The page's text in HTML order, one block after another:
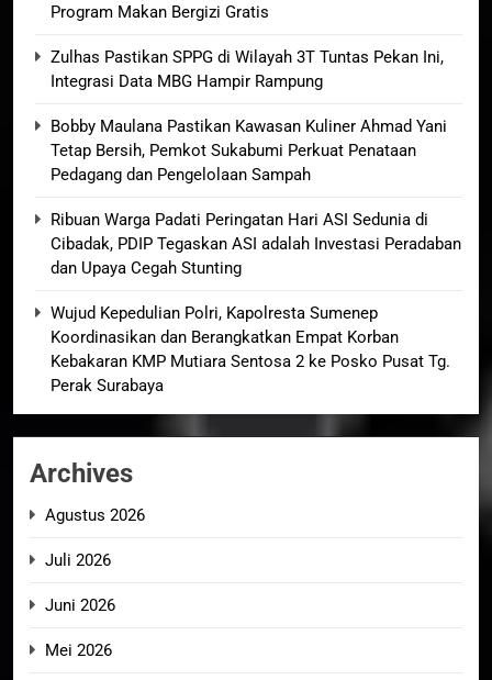
Program Makan Bergizi Gratis
Zulhas Pastikan SPPG di Wilayah 3T Tuntas Pekan Ini,
Integrasi Data MBG Hampir Rampung
Bobby Maulana Pastikan Kawasan Kuliner Ahmad Yani
Tetap Bersih, Pemkot Sukabumi Perkuat Penataan
Pedagang dan Pengelolaan Sampah
Ribuan Warga Padati Peringatan Hari ASI Sedunia di
Cibadak, PDIP Tegaskan ASI adalah Investasi Peradaban
dan Upaya Cegah Stunting
Wujud Kepedulian Polri, Kapolresta Sumenep
Koordinasikan dan Berangkatkan Empat Korban
Kebakaran KMP Mutiara Sentosa 2 ke Posko Pusat Tg.
Perak Surabaya
Archives
Agustus 2026
Juli 2026
Juni 2026
Mei 2026